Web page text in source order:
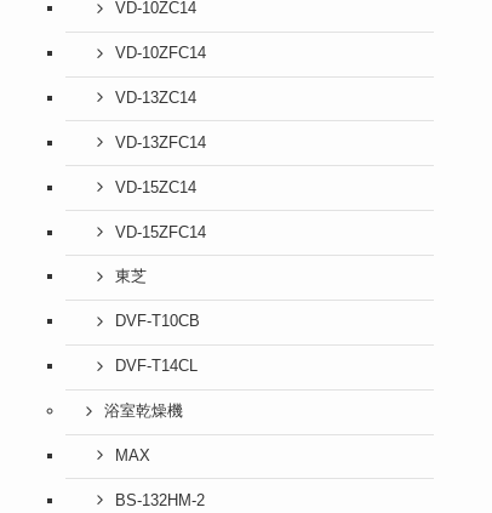
VD-10ZC14
VD-10ZFC14
VD-13ZC14
VD-13ZFC14
VD-15ZC14
VD-15ZFC14
東芝
DVF-T10CB
DVF-T14CL
浴室乾燥機
MAX
BS-132HM-2